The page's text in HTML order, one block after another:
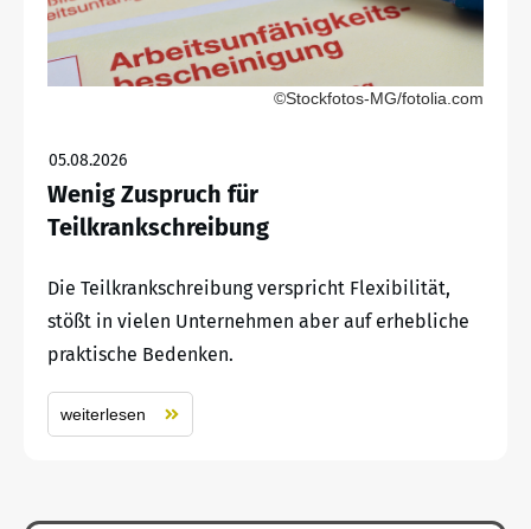
©Stockfotos-MG/fotolia.com
05.08.2026
Wenig Zuspruch für
Teilkrankschreibung
Die Teilkrankschreibung verspricht Flexibilität,
stößt in vielen Unternehmen aber auf erhebliche
praktische Bedenken.
weiterlesen